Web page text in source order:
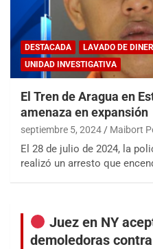
DESTACADA LAVADO DE
UNIDAD INVESTIGATIVA
El Tren de Aragua en
amenaza en expansión
septiembre 5, 2024 Maibort
El 28 de julio de 2024, la
realizó un arresto que
Juez en NY
demoledoras